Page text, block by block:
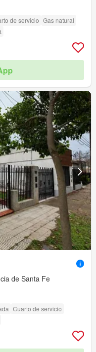
de servicio Gas natural
de Santa Fe
Cuarto de servicio